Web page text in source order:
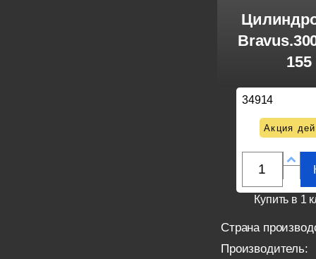
34914
Акция
Купить в 1
Страна
Производитель: